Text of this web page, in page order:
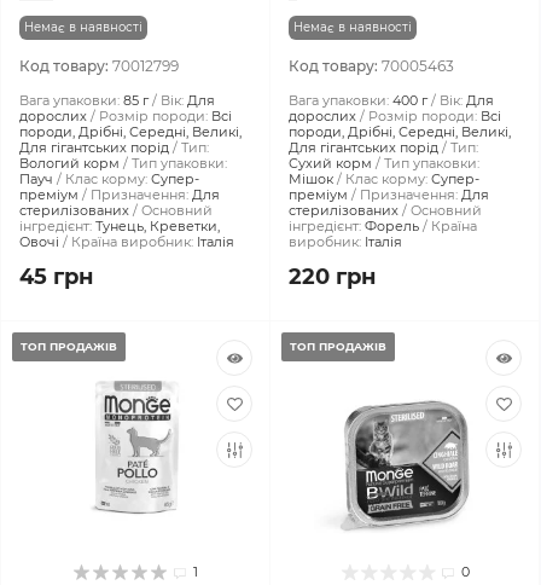
Немає в наявності
Код товару: 70012799
Вага упаковки: 85 г Вік: Для
дорослих
Розмір породи: Всі
породи, Дрібні, Середні, Великі,
Для гігантських порід
Тип:
Вологий корм
Тип упаковки:
Пауч
Клас корму: Супер-
преміум
Призначення: Для
стерилізованих
Основний
інгредієнт: Тунeць, Креветки,
Овочі
Країна виробник: Італія
45 грн
Немає в наявності
Код товару: 70005463
Вага упаковки: 400 г Вік: Для
дорослих
Розмір породи: Всі
породи, Дрібні, Середні, Великі,
Для гігантських порід
Тип:
Сухий корм
Тип упаковки:
Мішок
Клас корму: Супер-
преміум
Призначення: Для
стерилізованих
Основний
інгредієнт: Форель
Країна
виробник: Італія
220 грн
ТОП ПРОДАЖІВ
1
ТОП ПРОДАЖІВ
0